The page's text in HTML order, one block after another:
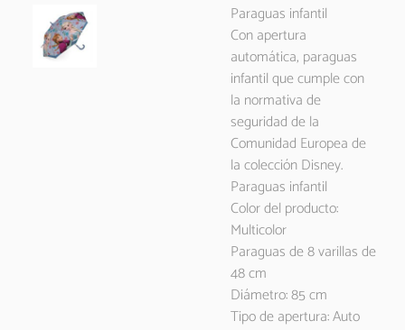
Paraguas infantil
Con apertura
automática, paraguas
infantil que cumple con
la normativa de
seguridad de la
Comunidad Europea de
la colección Disney.
Paraguas infantil
Color del producto:
Multicolor
Paraguas de 8 varillas de
48 cm
Diámetro: 85 cm
Tipo de apertura: Auto